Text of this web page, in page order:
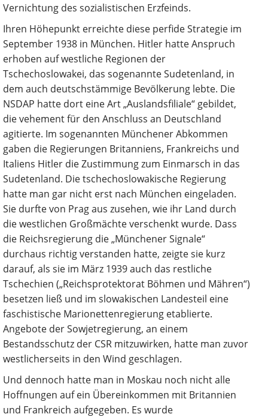
Vernichtung des sozialistischen Erzfeinds.
Ihren Höhepunkt erreichte diese perfide Strategie im
September 1938 in München. Hitler hatte Anspruch
erhoben auf westliche Regionen der
Tschechoslowakei, das sogenannte Sudetenland, in
dem auch deutschstämmige Bevölkerung lebte. Die
NSDAP hatte dort eine Art „Auslandsfiliale“ gebildet,
die vehement für den Anschluss an Deutschland
agitierte. Im sogenannten Münchener Abkommen
gaben die Regierungen Britanniens, Frankreichs und
Italiens Hitler die Zustimmung zum Einmarsch in das
Sudetenland. Die tschechoslowakische Regierung
hatte man gar nicht erst nach München eingeladen.
Sie durfte von Prag aus zusehen, wie ihr Land durch
die westlichen Großmächte verschenkt wurde. Dass
die Reichsregierung die „Münchener Signale“
durchaus richtig verstanden hatte, zeigte sie kurz
darauf, als sie im März 1939 auch das restliche
Tschechien („Reichsprotektorat Böhmen und Mähren“)
besetzen ließ und im slowakischen Landesteil eine
faschistische Marionettenregierung etablierte.
Angebote der Sowjetregierung, an einem
Bestandsschutz der CSR mitzuwirken, hatte man zuvor
westlicherseits in den Wind geschlagen.
Und dennoch hatte man in Moskau noch nicht alle
Hoffnungen auf ein Übereinkommen mit Britannien
und Frankreich aufgegeben. Es wurde